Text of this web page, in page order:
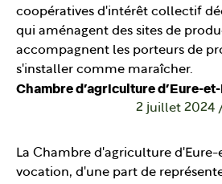
coopératives d'intérêt collectif
qui aménagent des sites de
accompagnent les porteurs de
s'installer comme maraîcher.
Chambre d’agriculture d’Eure-
2 juillet 2024
La Chambre d'agriculture
vocation, d'une part de